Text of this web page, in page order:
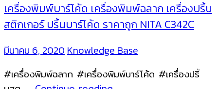
เครื่องพิมพ์บาร์โค้ด เครื่องพิมพ์ฉลาก เครื่องปริ้น
สติกเกอร์ ปริ้นบาร์โค้ด ราคาถูก NITA C342C
มีนาคม 6, 2020Knowledge Base
#เครื่องพิมพ์ฉลาก #เครื่องพิมพ์บาร์โค้ด #เครื่องปริ้